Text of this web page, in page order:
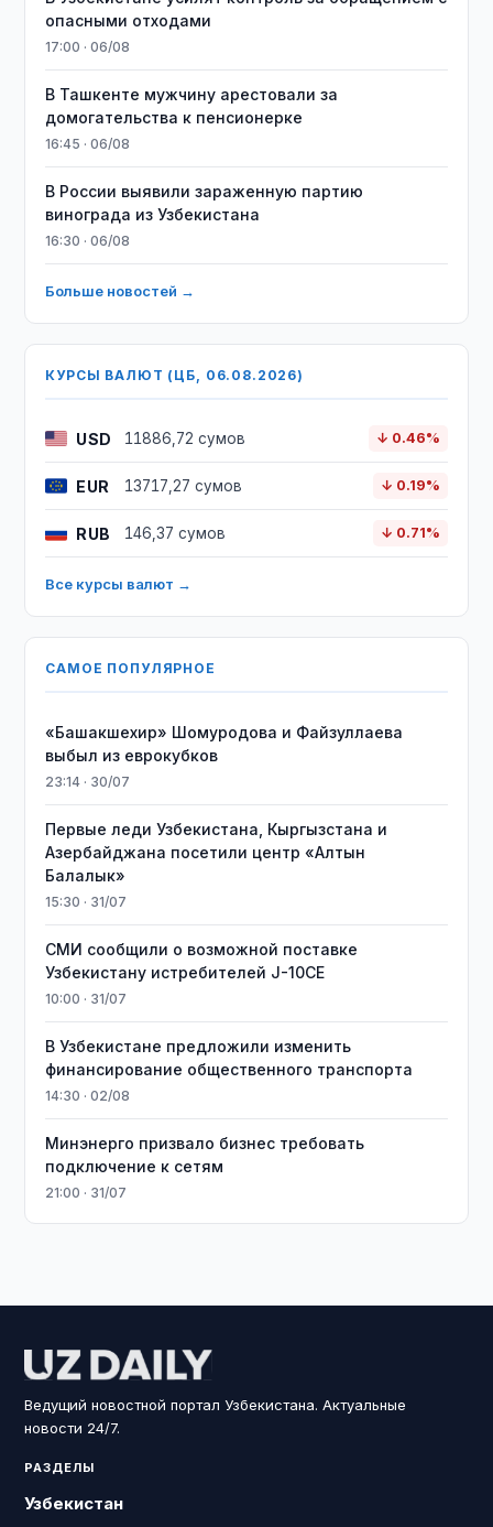
опасными отходами
17:00 · 06/08
В Ташкенте мужчину арестовали за
домогательства к пенсионерке
16:45 · 06/08
В России выявили зараженную партию
винограда из Узбекистана
16:30 · 06/08
Больше новостей →
КУРСЫ ВАЛЮТ (ЦБ, 06.08.2026)
USD 11886,72 сумов ↓ 0.46%
EUR 13717,27 сумов ↓ 0.19%
RUB 146,37 сумов ↓ 0.71%
Все курсы валют →
САМОЕ ПОПУЛЯРНОЕ
«Башакшехир» Шомуродова и Файзуллаева
выбыл из еврокубков
23:14 · 30/07
Первые леди Узбекистана, Кыргызстана и
Азербайджана посетили центр «Алтын
Балалык»
15:30 · 31/07
СМИ сообщили о возможной поставке
Узбекистану истребителей J-10CE
10:00 · 31/07
В Узбекистане предложили изменить
финансирование общественного транспорта
14:30 · 02/08
Минэнерго призвало бизнес требовать
подключение к сетям
21:00 · 31/07
Ведущий новостной портал Узбекистана. Актуальные
новости 24/7.
РАЗДЕЛЫ
Узбекистан